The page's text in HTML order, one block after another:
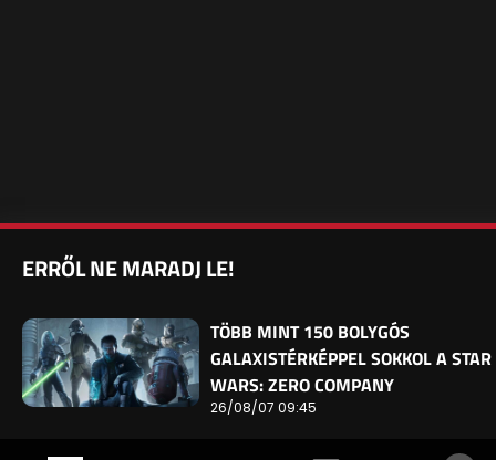
ERRŐL NE MARADJ LE!
TÖBB MINT 150 BOLYGÓS
GALAXISTÉRKÉPPEL SOKKOL A STAR
WARS: ZERO COMPANY
26/08/07 09:45